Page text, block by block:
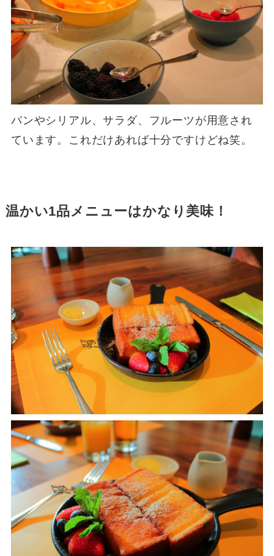
パンやシリアル、サラダ、フルーツが用意され
ています。これだけあれば十分ですけどね笑。
温かい1品メニューはかなり美味！